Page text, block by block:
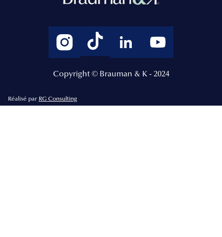
Copyright © Brauman & K - 2024
Réalisé par RG Consulting